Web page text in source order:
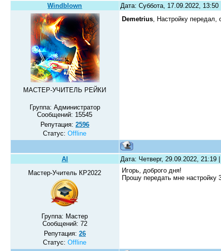
Windblown Дата: Суббота, 17.09.2022,
МАСТЕР-УЧИТЕЛЬ РЕЙКИ
Группа: Администратор
Сообщений: 15545
Репутация: 2596
Статус:Offline
Demetrius , Настройку
Al
Дата: Четверг, 29.09.2022,
Мастер-Учитель КР2022
Группа: Мастер
Сообщений: 72
Репутация: 26
Статус:Offline
Игорь, доброго дня!
Прошу передать мне настройку